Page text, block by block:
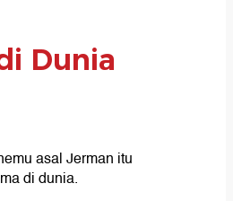
Dunia
asal Jerman itu
di dunia.